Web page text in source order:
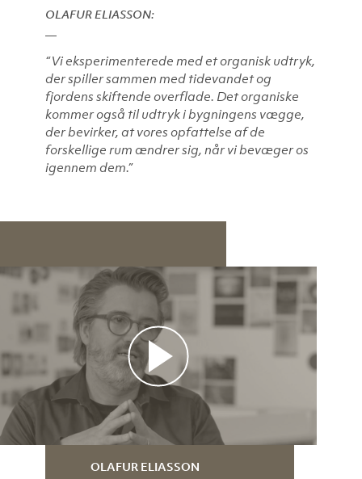
OLAFUR ELIASSON:
“Vi eksperimenterede med et organisk udtryk,
der spiller sammen med tidevandet og
fjordens skiftende overflade. Det organiske
kommer også til udtryk i bygningens vægge,
der bevirker, at vores opfattelse af de
forskellige rum ændrer sig, når vi bevæger os
igennem dem.”
OLAFUR ELIASSON